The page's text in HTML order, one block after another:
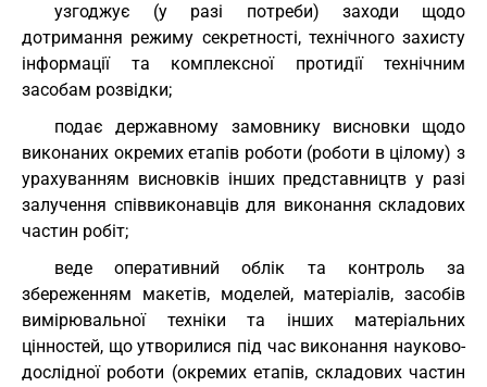
узгоджує (у разі потреби) заходи щодо
дотримання режиму секретності, технічного захисту
інформації та комплексної протидії технічним
засобам розвідки;
подає державному замовнику висновки щодо
виконаних окремих етапів роботи (роботи в цілому) з
урахуванням висновків інших представництв у разі
залучення співвиконавців для виконання складових
частин робіт;
веде оперативний облік та контроль за
збереженням макетів, моделей, матеріалів, засобів
вимірювальної техніки та інших матеріальних
цінностей, що утворилися під час виконання науково-
дослідної роботи (окремих етапів, складових частин